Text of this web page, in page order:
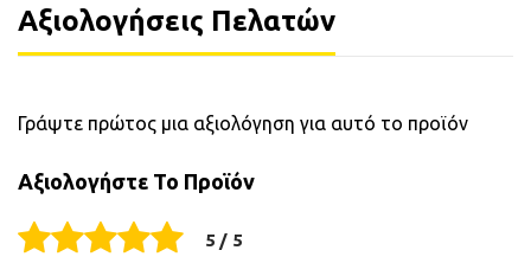
Αξιολογήσεις Πελατών
Γράψτε πρώτος μια αξιολόγηση για αυτό το προϊόν
Αξιολογήστε Το Προϊόν